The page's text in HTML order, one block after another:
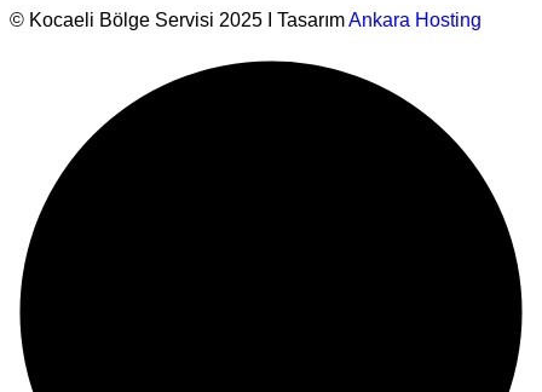
© Kocaeli Bölge Servisi 2025 I TasarımAnkara Hosting